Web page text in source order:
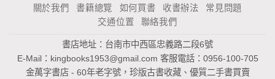
關於我們 書籍總覽 如何買書 收書辦法
常見問題
交通位置
聯絡我們
書店地址：台南市中西區忠義路二段6號
E-Mail： kingbooks1953@gmail.com 客服電話：0956-100-705
金萬字書店 - 60年老字號，珍版古書收藏、優質二手書買賣